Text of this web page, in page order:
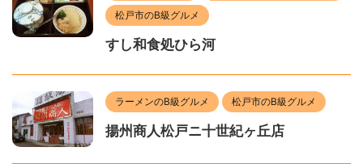
松戸市のB級グルメ
すし和食処ひら河
ラーメンのB級グルメ 松戸市のB級グルメ
揚州商人松戸ニ十世紀ヶ丘店